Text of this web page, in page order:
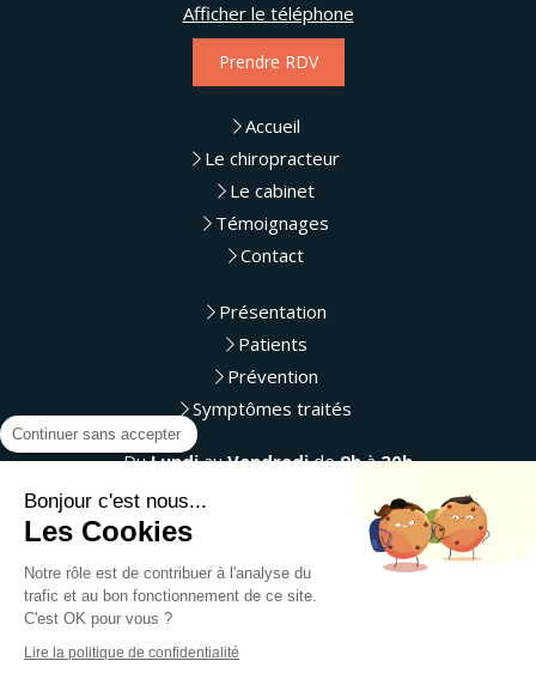
Afficher le téléphone
Prendre RDV
Accueil
Le chiropracteur
Le cabinet
Témoignages
Contact
Présentation
Patients
Prévention
Symptômes traités
DuLundiauVendredide9hà20h
Le
Plan du site
Continuer sans accepter
Bonjour c'est nous...
Les Cookies
Notre rôle est de contribuer à l'analyse du
trafic et au bon fonctionnement de ce site.
C'est OK pour vous ?
Lire la politique de confidentialité